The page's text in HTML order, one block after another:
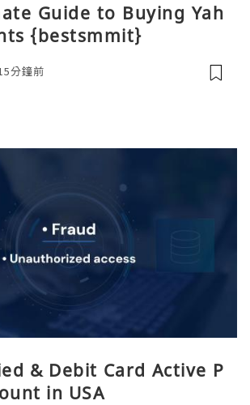
Guide to Buying Yah
{bestsmmit}
分鐘前
& Debit Card Active P
in USA